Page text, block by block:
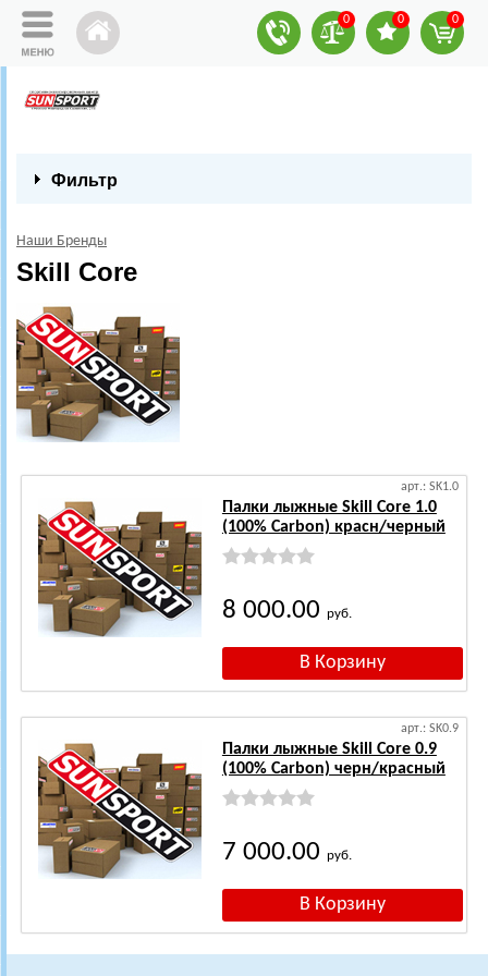
0 0 0
Фильтр
Наши Бренды
Skill Core
арт.: SK1.0
Палки лыжные Skill Core 1.0
(100% Carbon) красн/черный
8 000.00 руб.
арт.: SK0.9
Палки лыжные Skill Core 0.9
(100% Carbon) черн/красный
7 000.00 руб.